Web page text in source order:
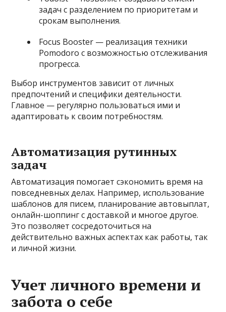
задач с разделением по приоритетам и
срокам выполнения.
Focus Booster — реализация техники
Pomodoro с возможностью отслеживания
прогресса.
Выбор инструментов зависит от личных
предпочтений и специфики деятельности.
Главное — регулярно пользоваться ими и
адаптировать к своим потребностям.
Автоматизация рутинных
задач
Автоматизация помогает сэкономить время на
повседневных делах. Например, использование
шаблонов для писем, планирование автовыплат,
онлайн-шоппинг с доставкой и многое другое.
Это позволяет сосредоточиться на
действительно важных аспектах как работы, так
и личной жизни.
Учет личного времени и
забота о себе